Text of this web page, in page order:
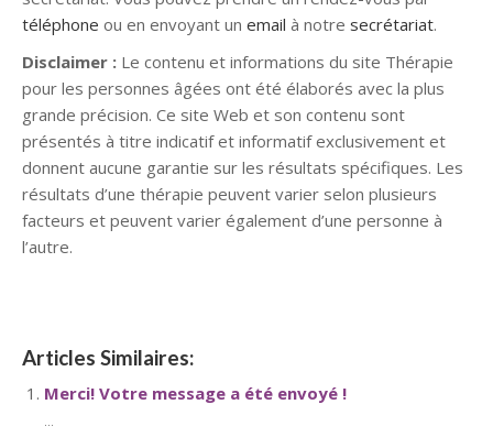
téléphone ou en envoyant un email à notre secrétariat.
Disclaimer : Le contenu et informations du site Thérapie
pour les personnes âgées ont été élaborés avec la plus
grande précision. Ce site Web et son contenu sont
présentés à titre indicatif et informatif exclusivement et
donnent aucune garantie sur les résultats spécifiques. Les
résultats d’une thérapie peuvent varier selon plusieurs
facteurs et peuvent varier également d’une personne à
l’autre.
Articles Similaires:
Merci! Votre message a été envoyé !